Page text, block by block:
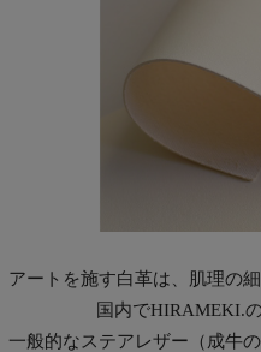
アートを施す白革は、肌理の
国内でHIRAMEKI.
一般的なステアレザー（成牛